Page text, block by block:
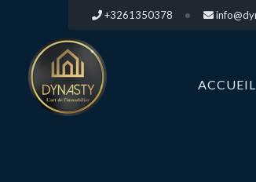
+3261350378
ACCUEIL